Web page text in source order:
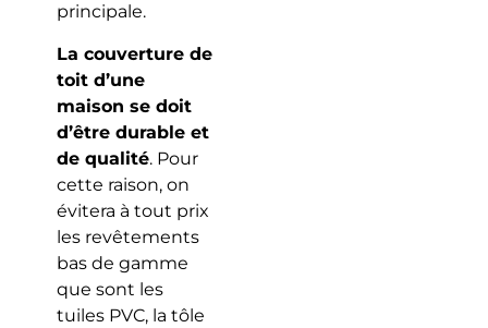
principale.
La couverture de
toit d’une
maison se doit
d’être durable et
de qualité. Pour
cette raison, on
évitera à tout prix
les revêtements
bas de gamme
que sont les
tuiles PVC, la tôle